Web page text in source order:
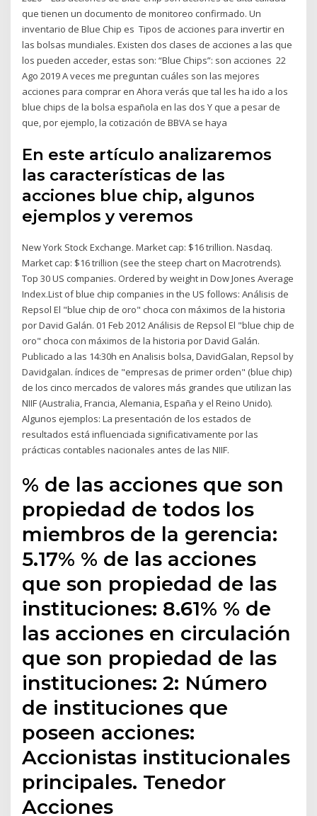
que tienen un documento de monitoreo confirmado. Un
inventario de Blue Chip es Tipos de acciones para invertir en
las bolsas mundiales. Existen dos clases de acciones a las que
los pueden acceder, estas son: “Blue Chips”: son acciones 22
Ago 2019 A veces me preguntan cuáles son las mejores
acciones para comprar en Ahora verás que tal les ha ido a los
blue chips de la bolsa española en las dos Y que a pesar de
que, por ejemplo, la cotización de BBVA se haya
En este artículo analizaremos
las características de las
acciones blue chip, algunos
ejemplos y veremos
New York Stock Exchange. Market cap: $16 trillion. Nasdaq.
Market cap: $16 trillion (see the steep chart on Macrotrends).
Top 30 US companies. Ordered by weight in Dow Jones Average
Index.List of blue chip companies in the US follows: Análisis de
Repsol El "blue chip de oro" choca con máximos de la historia
por David Galán. 01 Feb 2012 Análisis de Repsol El "blue chip de
oro" choca con máximos de la historia por David Galán.
Publicado a las 14:30h en Analisis bolsa, DavidGalan, Repsol by
Davidgalan. índices de "empresas de primer orden" (blue chip)
de los cinco mercados de valores más grandes que utilizan las
NIIF (Australia, Francia, Alemania, España y el Reino Unido).
Algunos ejemplos: La presentación de los estados de
resultados está influenciada significativamente por las
prácticas contables nacionales antes de las NIIF.
% de las acciones que son
propiedad de todos los
miembros de la gerencia:
5.17% % de las acciones
que son propiedad de las
instituciones: 8.61% % de
las acciones en circulación
que son propiedad de las
instituciones: 2: Número
de instituciones que
poseen acciones:
Accionistas institucionales
principales. Tenedor
Acciones